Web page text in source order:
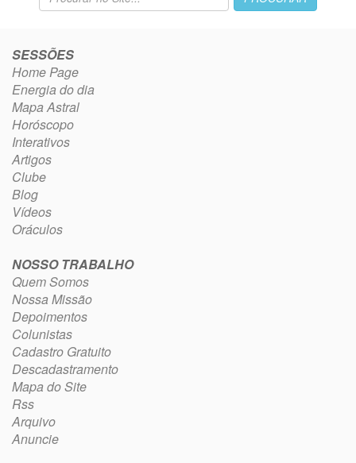
SESSÕES
Home Page
Energia do dia
Mapa Astral
Horóscopo
Interativos
Artigos
Clube
Blog
Vídeos
Oráculos
NOSSO TRABALHO
Quem Somos
Nossa Missão
Depoimentos
Colunistas
Cadastro Gratuito
Descadastramento
Mapa do Site
Rss
Arquivo
Anuncie